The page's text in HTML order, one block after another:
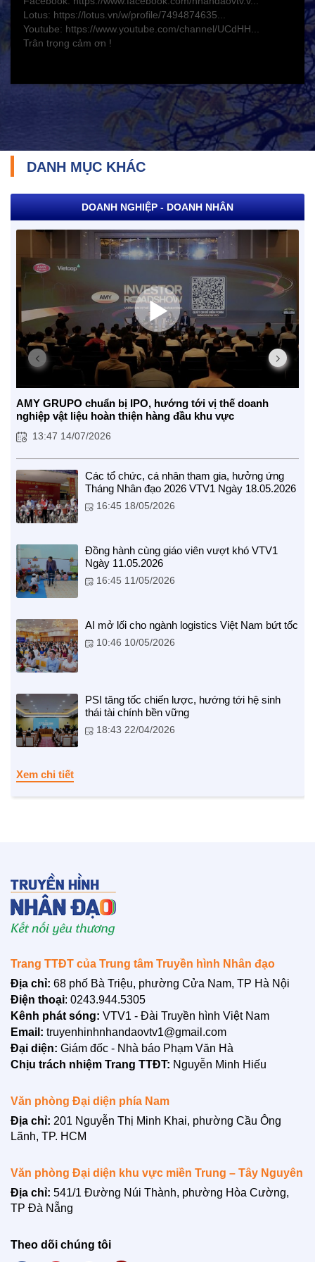
Y tế và sức khỏe
TRÁCH NHIỆM CỘNG ĐỒNG
Doanh nghiệp - Doanh nhân
Mô hình tiêu biểu
CUỘC SỐNG TƯƠI ĐẸP
Nối trọn yêu thương VTV1
Trái tim có nắng
NHỊP CẦU NHÂN ÁI
Nhịp cầu Nhân ái VTV1
Địa chỉ nhân ái
Lotus: https://lotus.vn/w/profile/7494874635...
Youtube: https://www.youtube.com/channel/UCdHH...
Trân trọng cảm ơn !
DANH MỤC KHÁC
DOANH NGHIỆP - DOANH NHÂN
AMY GRUPO chuẩn bị IPO, hướng tới vị thế doanh
nghiệp vật liệu hoàn thiện hàng đầu khu vực
13:47 14/07/2026
Các tổ chức, cá nhân tham gia, hưởng ứng
Tháng Nhân đạo 2026 VTV1 Ngày 18.05.2026
16:45 18/05/2026
Đồng hành cùng giáo viên vượt khó VTV1
Ngày 11.05.2026
16:45 11/05/2026
AI mở lối cho ngành logistics Việt Nam bứt tốc
10:46 10/05/2026
PSI tăng tốc chiến lược, hướng tới hệ sinh
thái tài chính bền vững
18:43 22/04/2026
Xem chi tiết
Trang TTĐT của Trung tâm Truyền hình Nhân đạo
Địa chỉ: 68 phố Bà Triệu, phường Cửa Nam, TP Hà Nội
Điện thoại: 0243.944.5305
Kênh phát sóng: VTV1 - Đài Truyền hình Việt Nam
Email: truyenhinhnhandaovtv1@gmail.com
Đại diện: Giám đốc - Nhà báo Phạm Văn Hà
Chịu trách nhiệm Trang TTĐT: Nguyễn Minh Hiếu
Văn phòng Đại diện phía Nam
Địa chỉ: 201 Nguyễn Thị Minh Khai, phường Cầu Ông
Lãnh, TP. HCM
Văn phòng Đại diện khu vực miền Trung – Tây Nguyên
Địa chỉ: 541/1 Đường Núi Thành, phường Hòa Cường,
TP Đà Nẵng
Theo dõi chúng tôi